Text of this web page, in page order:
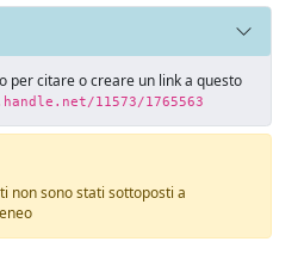
per citare o creare un link a questo
11573/1765563
non sono stati sottoposti a